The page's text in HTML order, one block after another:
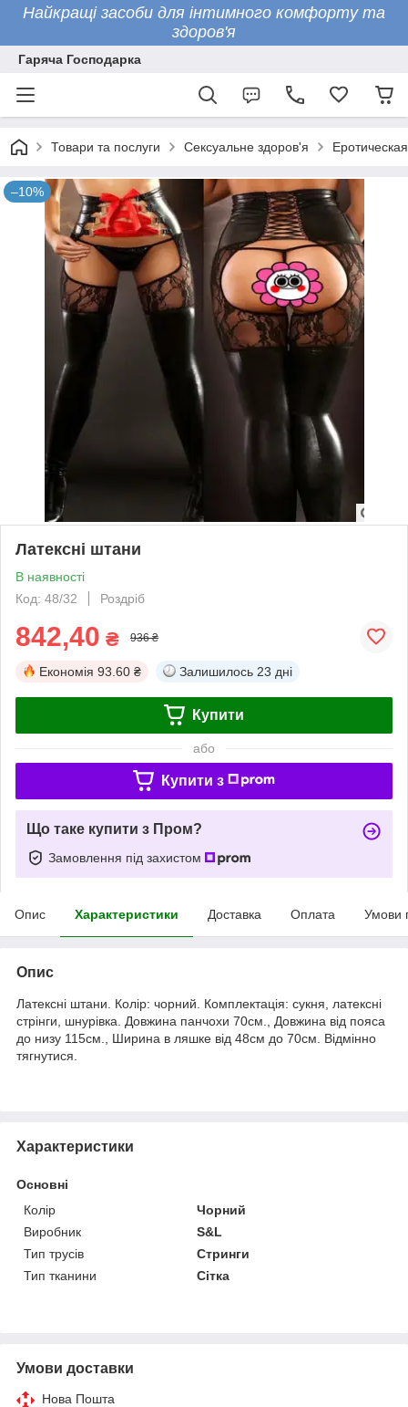
Найкращі засоби для інтимного комфорту та
здоров'я
Гаряча Господарка
Товари та послуги Сексуальне здоров'я
–10%
Латексні штани
В наявності
Код: 48/32
Роздріб
842,40 ₴ 936 ₴
Економія 93.60 ₴ Залишилось 23 дні
Купити
або
Купити з
Що таке купити з Пром?
Замовлення під захистом
Опис Характеристики Доставка Оплата Умови
Опис
Латексні штани. Колір: чорний. Комплектація: сукня, латексні
стрінги, шнурівка. Довжина панчохи 70см., Довжина від пояса
до низу 115см., Ширина в ляшке від 48см до 70см. Відмінно
тягнутися.
Характеристики
Основні
Колір
Чорний
Виробник
S&L
Тип трусів
Стринги
Тип тканини
Сітка
Умови доставки
Нова Пошта